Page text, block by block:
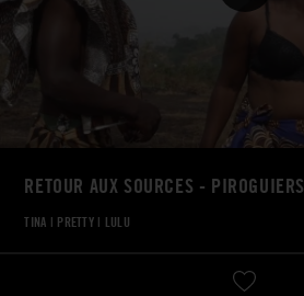
RETOUR AUX SOURCES - PIROGUIERS
TINA | PRETTY | LULU